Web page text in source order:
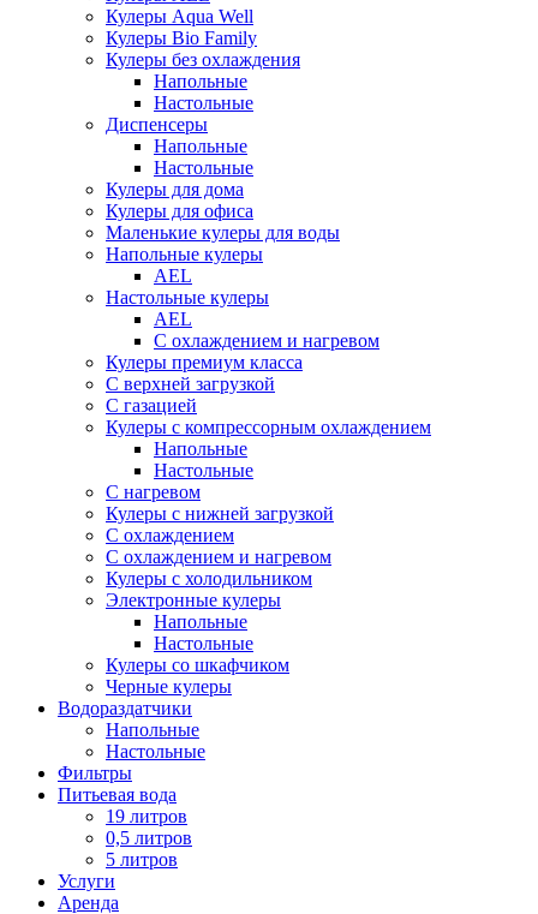
Кулеры Aqua Well
Кулеры Bio Family
Кулеры без охлаждения
Напольные
Настольные
Диспенсеры
Напольные
Настольные
Кулеры для дома
Кулеры для офиса
Маленькие кулеры для воды
Напольные кулеры
AEL
Настольные кулеры
AEL
С охлаждением и нагревом
Кулеры премиум класса
С верхней загрузкой
С газацией
Кулеры с компрессорным охлаждением
Напольные
Настольные
С нагревом
Кулеры с нижней загрузкой
С охлаждением
С охлаждением и нагревом
Кулеры с холодильником
Электронные кулеры
Напольные
Настольные
Кулеры со шкафчиком
Черные кулеры
Водораздатчики
Напольные
Настольные
Фильтры
Питьевая вода
19 литров
0,5 литров
5 литров
Услуги
Аренда